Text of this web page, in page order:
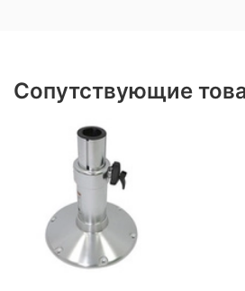
Сопутствующие